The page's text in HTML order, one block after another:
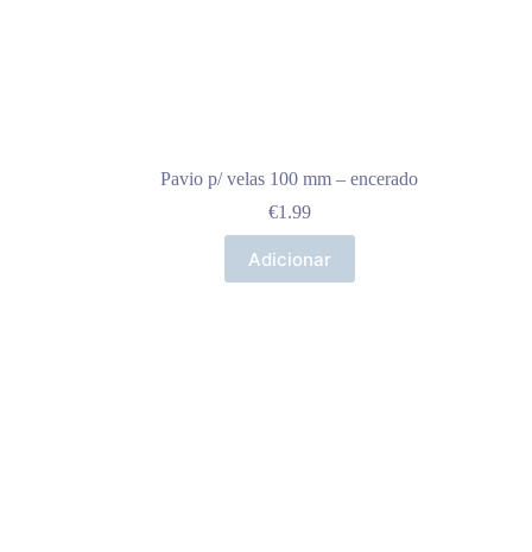
Pavio p/ velas 100 mm – encerado
€1.99
Adicionar